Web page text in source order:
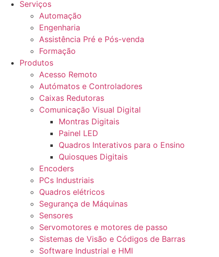
Serviços
Automação
Engenharia
Assistência Pré e Pós-venda
Formação
Produtos
Acesso Remoto
Autómatos e Controladores
Caixas Redutoras
Comunicação Visual Digital
Montras Digitais
Painel LED
Quadros Interativos para o Ensino
Quiosques Digitais
Encoders
PCs Industriais
Quadros elétricos
Segurança de Máquinas
Sensores
Servomotores e motores de passo
Sistemas de Visão e Códigos de Barras
Software Industrial e HMI